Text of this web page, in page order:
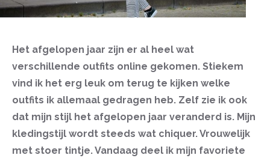
Het afgelopen jaar zijn er al heel wat
verschillende outfits online gekomen. Stiekem
vind ik het erg leuk om terug te kijken welke
outfits ik allemaal gedragen heb. Zelf zie ik ook
dat mijn stijl het afgelopen jaar veranderd is. Mijn
kledingstijl wordt steeds wat chiquer. Vrouwelijk
met stoer tintje. Vandaag deel ik mijn favoriete